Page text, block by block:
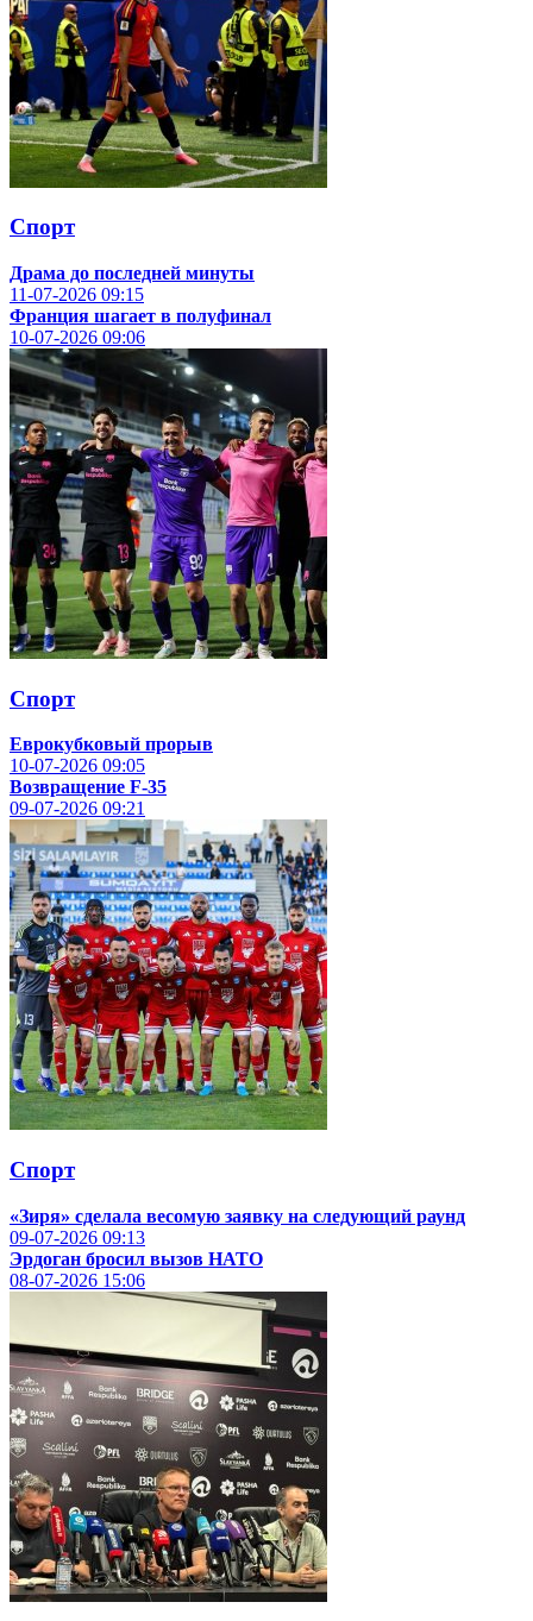
Спорт
Драма до последней минуты
11-07-2026 09:15
Франция шагает в полуфинал
10-07-2026 09:06
Спорт
Еврокубковый прорыв
10-07-2026 09:05
Возвращение F-35
09-07-2026 09:21
Спорт
«Зиря» сделала весомую заявку на следующий раунд
09-07-2026 09:13
Эрдоган бросил вызов НАТО
08-07-2026 15:06